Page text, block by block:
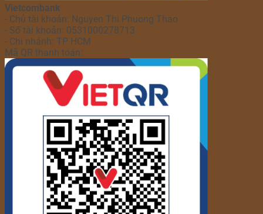
Vietcombank
- Chủ tài khoản: Nguyen Thi Phuong Thao
- Số tài khoản: 0531000278713
- Chi nhánh: TP HCM
Mã QR thanh toán: